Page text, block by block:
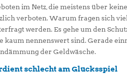
im Netz, die meistens über
verboten. Warum fragen sich
werden. Es gehe um den
kaum nennenswert sind. Gerade
der Geldwäsche.
schlecht am Glücksspiel